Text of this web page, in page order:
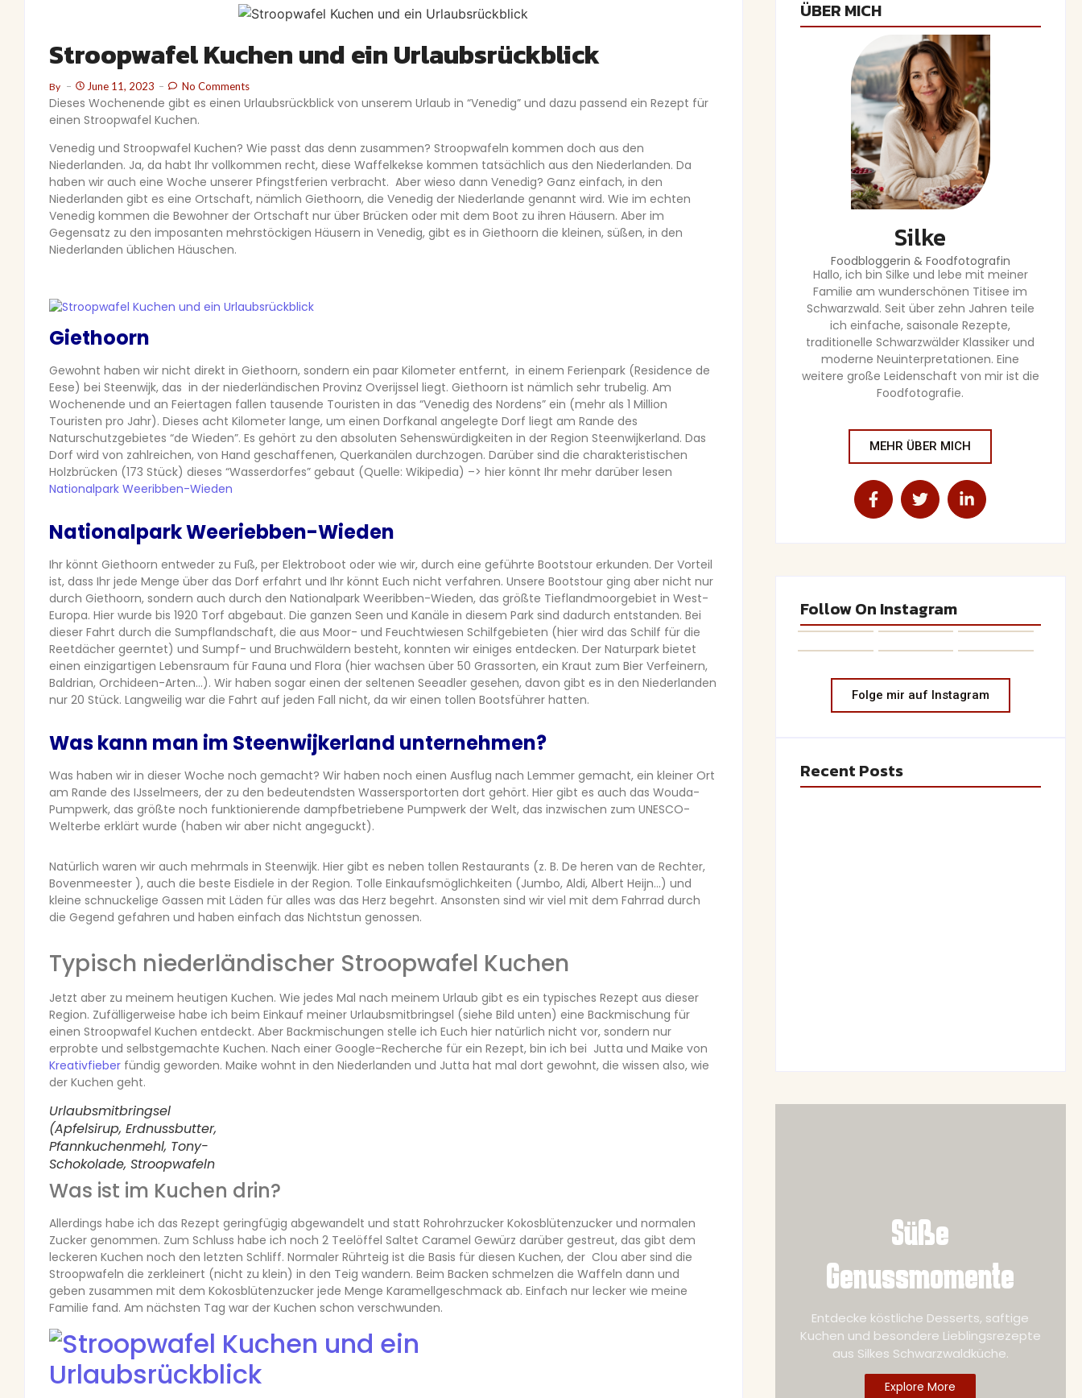
Stroopwafel Kuchen und ein Urlaubsrückblick
By June 11, 2023 No Comments
Dieses Wochenende gibt es einen Urlaubsrückblick von unserem Urlaub in “Venedig” und dazu passend ein Rezept für
einen Stroopwafel Kuchen.
Venedig und Stroopwafel Kuchen? Wie passt das denn zusammen? Stroopwafeln kommen doch aus den
Niederlanden. Ja, da habt Ihr vollkommen recht, diese Waffelkekse kommen tatsächlich aus den Niederlanden. Da
haben wir auch eine Woche unserer Pfingstferien verbracht. Aber wieso dann Venedig? Ganz einfach, in den
Niederlanden gibt es eine Ortschaft, nämlich Giethoorn, die Venedig der Niederlande genannt wird. Wie im echten
Venedig kommen die Bewohner der Ortschaft nur über Brücken oder mit dem Boot zu ihren Häusern. Aber im
Gegensatz zu den imposanten mehrstöckigen Häusern in Venedig, gibt es in Giethoorn die kleinen, süßen, in den
Niederlanden üblichen Häuschen.
Giethoorn
Gewohnt haben wir nicht direkt in Giethoorn, sondern ein paar Kilometer entfernt, in einem Ferienpark (Residence de
Eese) bei Steenwijk, das in der niederländischen Provinz Overijssel liegt. Giethoorn ist nämlich sehr trubelig. Am
Wochenende und an Feiertagen fallen tausende Touristen in das “Venedig des Nordens” ein (mehr als 1 Million
Touristen pro Jahr). Dieses acht Kilometer lange, um einen Dorfkanal angelegte Dorf liegt am Rande des
Naturschutzgebietes “de Wieden”. Es gehört zu den absoluten Sehenswürdigkeiten in der Region Steenwijkerland. Das
Dorf wird von zahlreichen, von Hand geschaffenen, Querkanälen durchzogen. Darüber sind die charakteristischen
Holzbrücken (173 Stück) dieses “Wasserdorfes” gebaut (Quelle: Wikipedia) –> hier könnt Ihr mehr darüber lesen
Nationalpark Weeribben-Wieden
Nationalpark Weeriebben-Wieden
Ihr könnt Giethoorn entweder zu Fuß, per Elektroboot oder wie wir, durch eine geführte Bootstour erkunden. Der Vorteil
ist, dass Ihr jede Menge über das Dorf erfahrt und Ihr könnt Euch nicht verfahren. Unsere Bootstour ging aber nicht nur
durch Giethoorn, sondern auch durch den Nationalpark Weeribben-Wieden, das größte Tieflandmoorgebiet in West-
Europa. Hier wurde bis 1920 Torf abgebaut. Die ganzen Seen und Kanäle in diesem Park sind dadurch entstanden. Bei
dieser Fahrt durch die Sumpflandschaft, die aus Moor- und Feuchtwiesen Schilfgebieten (hier wird das Schilf für die
Reetdächer geerntet) und Sumpf- und Bruchwäldern besteht, konnten wir einiges entdecken. Der Naturpark bietet
einen einzigartigen Lebensraum für Fauna und Flora (hier wachsen über 50 Grassorten, ein Kraut zum Bier Verfeinern,
Baldrian, Orchideen-Arten…). Wir haben sogar einen der seltenen Seeadler gesehen, davon gibt es in den Niederlanden
nur 20 Stück. Langweilig war die Fahrt auf jeden Fall nicht, da wir einen tollen Bootsführer hatten.
Was kann man im Steenwijkerland unternehmen?
Was haben wir in dieser Woche noch gemacht? Wir haben noch einen Ausflug nach Lemmer gemacht, ein kleiner Ort
am Rande des IJsselmeers, der zu den bedeutendsten Wassersportorten dort gehört. Hier gibt es auch das Wouda-
Pumpwerk, das größte noch funktionierende dampfbetriebene Pumpwerk der Welt, das inzwischen zum UNESCO-
Welterbe erklärt wurde (haben wir aber nicht angeguckt).
Natürlich waren wir auch mehrmals in Steenwijk. Hier gibt es neben tollen Restaurants (z. B. De heren van de Rechter,
Bovenmeester ), auch die beste Eisdiele in der Region. Tolle Einkaufsmöglichkeiten (Jumbo, Aldi, Albert Heijn…) und
kleine schnuckelige Gassen mit Läden für alles was das Herz begehrt. Ansonsten sind wir viel mit dem Fahrrad durch
die Gegend gefahren und haben einfach das Nichtstun genossen.
Typisch niederländischer Stroopwafel Kuchen
Jetzt aber zu meinem heutigen Kuchen. Wie jedes Mal nach meinem Urlaub gibt es ein typisches Rezept aus dieser
Region. Zufälligerweise habe ich beim Einkauf meiner Urlaubsmitbringsel (siehe Bild unten) eine Backmischung für
einen Stroopwafel Kuchen entdeckt. Aber Backmischungen stelle ich Euch hier natürlich nicht vor, sondern nur
erprobte und selbstgemachte Kuchen. Nach einer Google-Recherche für ein Rezept, bin ich bei Jutta und Maike von
Kreativfieber fündig geworden. Maike wohnt in den Niederlanden und Jutta hat mal dort gewohnt, die wissen also, wie
der Kuchen geht.
Urlaubsmitbringsel
(Apfelsirup, Erdnussbutter,
Pfannkuchenmehl, Tony-
Schokolade, Stroopwafeln
Was ist im Kuchen drin?
Allerdings habe ich das Rezept geringfügig abgewandelt und statt Rohrohrzucker Kokosblütenzucker und normalen
Zucker genommen. Zum Schluss habe ich noch 2 Teelöffel Saltet Caramel Gewürz darüber gestreut, das gibt dem
leckeren Kuchen noch den letzten Schliff. Normaler Rührteig ist die Basis für diesen Kuchen, der Clou aber sind die
Stroopwafeln die zerkleinert (nicht zu klein) in den Teig wandern. Beim Backen schmelzen die Waffeln dann und
geben zusammen mit dem Kokosblütenzucker jede Menge Karamellgeschmack ab. Einfach nur lecker wie meine
Familie fand. Am nächsten Tag war der Kuchen schon verschwunden.
ÜBER MICH
Silke
Foodbloggerin & Foodfotografin
Hallo, ich bin Silke und lebe mit meiner
Familie am wunderschönen Titisee im
Schwarzwald. Seit über zehn Jahren teile
ich einfache, saisonale Rezepte,
traditionelle Schwarzwälder Klassiker und
moderne Neuinterpretationen. Eine
weitere große Leidenschaft von mir ist die
Foodfotografie.
MEHR ÜBER MICH
Follow On Instagram
Folge mir auf Instagram
Recent Posts
Süße
Genussmomente
Entdecke köstliche Desserts, saftige
Kuchen und besondere Lieblingsrezepte
aus Silkes Schwarzwaldküche.
Explore More